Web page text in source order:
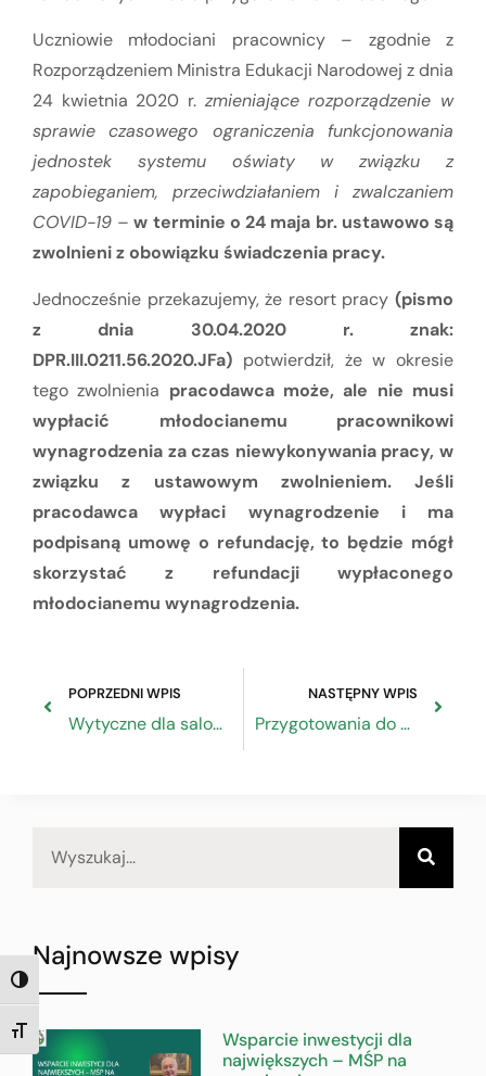
TOGGLE HIGH CONTRAST
TOGGLE FONT SIZE
Uczniowie młodociani pracownicy – zgodnie z
Rozporządzeniem Ministra Edukacji Narodowej z dnia
24 kwietnia 2020 r. zmieniające rozporządzenie w
sprawie czasowego ograniczenia funkcjonowania
jednostek systemu oświaty w związku z
zapobieganiem, przeciwdziałaniem i zwalczaniem
COVID-19 –w terminie o 24 maja br. ustawowo są
zwolnieni z obowiązku świadczenia pracy.
Jednocześnie przekazujemy, że resort pracy (pismo
z dnia 30.04.2020 r. znak:
DPR.III.0211.56.2020.JFa) potwierdził, że w okresie
tego zwolnienia pracodawca może, ale nie musi
wypłacić młodocianemu pracownikowi
wynagrodzenia za czas niewykonywania pracy, w
związku z ustawowym zwolnieniem. Jeśli
pracodawca wypłaci wynagrodzenie i ma
podpisaną umowę o refundację, to będzie mógł
skorzystać z refundacji wypłaconego
młodocianemu wynagrodzenia.
POPRZEDNI WPIS
Wytyczne dla salonów fryzjerskich
NASTĘPNY WPIS
Przygotowania do egzaminów zewnętrznych – wytyczne MEN, CKE i GIS
Najnowsze wpisy
Wsparcie inwestycji dla
największych – MŚP na